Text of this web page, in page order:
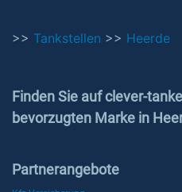
>> Tankstellen >> Heerde
Finden Sie auf clever-
bevorzugten Marke in
Partnerangebote